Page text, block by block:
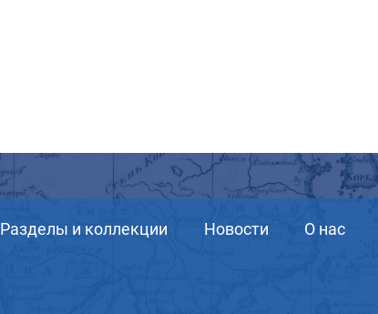
Разделы и коллекции Новости О нас